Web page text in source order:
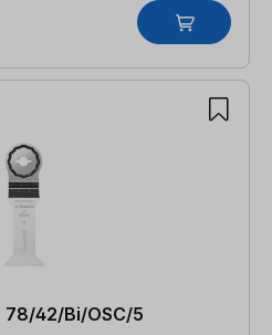
78/42/Bi/OSC/5